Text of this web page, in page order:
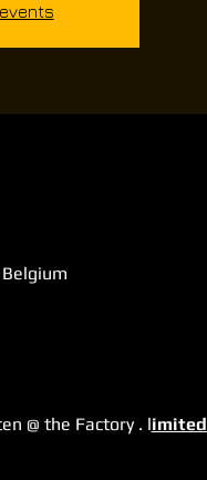
@ the Factory . limited